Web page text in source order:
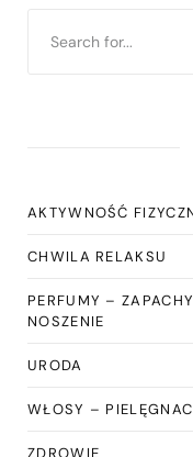
AKTYWNOŚĆ
CHWILA RELAKSU
PERFUMY –
NOSZENIE
URODA
WŁOSY –